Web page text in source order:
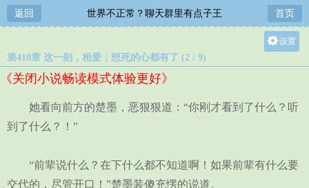
返回 世界不正常？聊天群里有点子王 首页
设置
中
第410章 这一刻，相爱；想死的心都有了 (2 / 9)
《关闭小说畅读模式体验更好》
她看向前方的楚墨，恶狠狠道：“你刚才看到了什么？听
到了什么？！”
“前辈说什么？在下什么都不知道啊！如果前辈有什么要
交代的，尽管开口！”楚墨装傻充愣的说道。